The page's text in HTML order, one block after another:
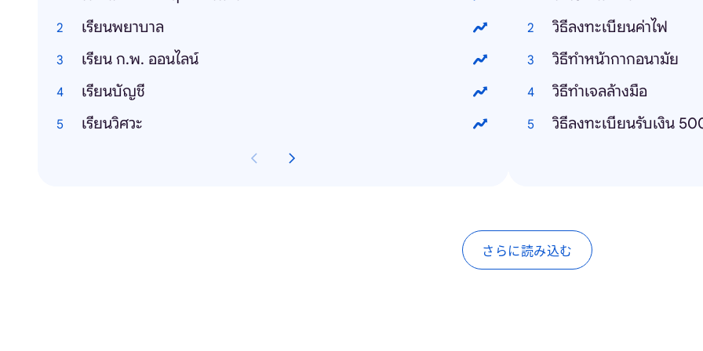
เรียนพยาบาล
เรียน ก.พ. ออนไลน์
เรียนบัญชี
เรียนวิศวะ
วิธีลงทะเบียนค่าไฟ
วิธีทําหน้ากากอนามัย
วิธีทําเจลล้างมือ
วิธีลงทะเบียนรับเงิน
さらに読み込む